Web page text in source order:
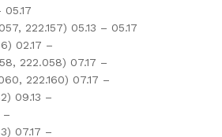
05.17
222.157) 05.13 – 05.17
02.17 –
222.058) 07.17 –
222.160) 07.17 –
09.13 –
–
07.17 –